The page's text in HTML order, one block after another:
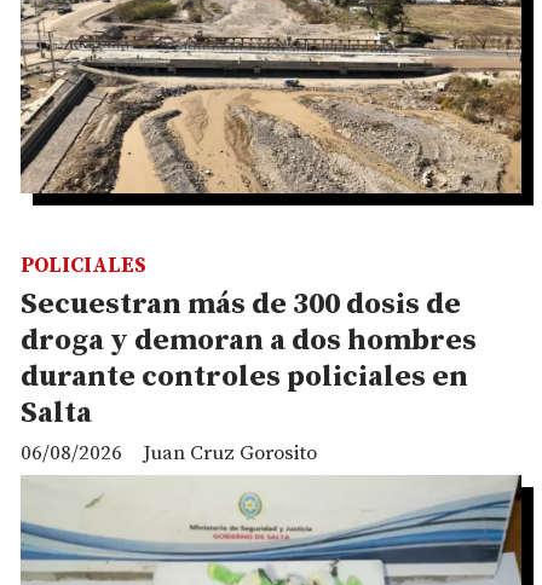
Secuestran más de 300 dosis de
droga y demoran a dos hombres
durante controles policiales en
Salta
Juan Cruz Gorosito
POLICIALES
06/08/2026